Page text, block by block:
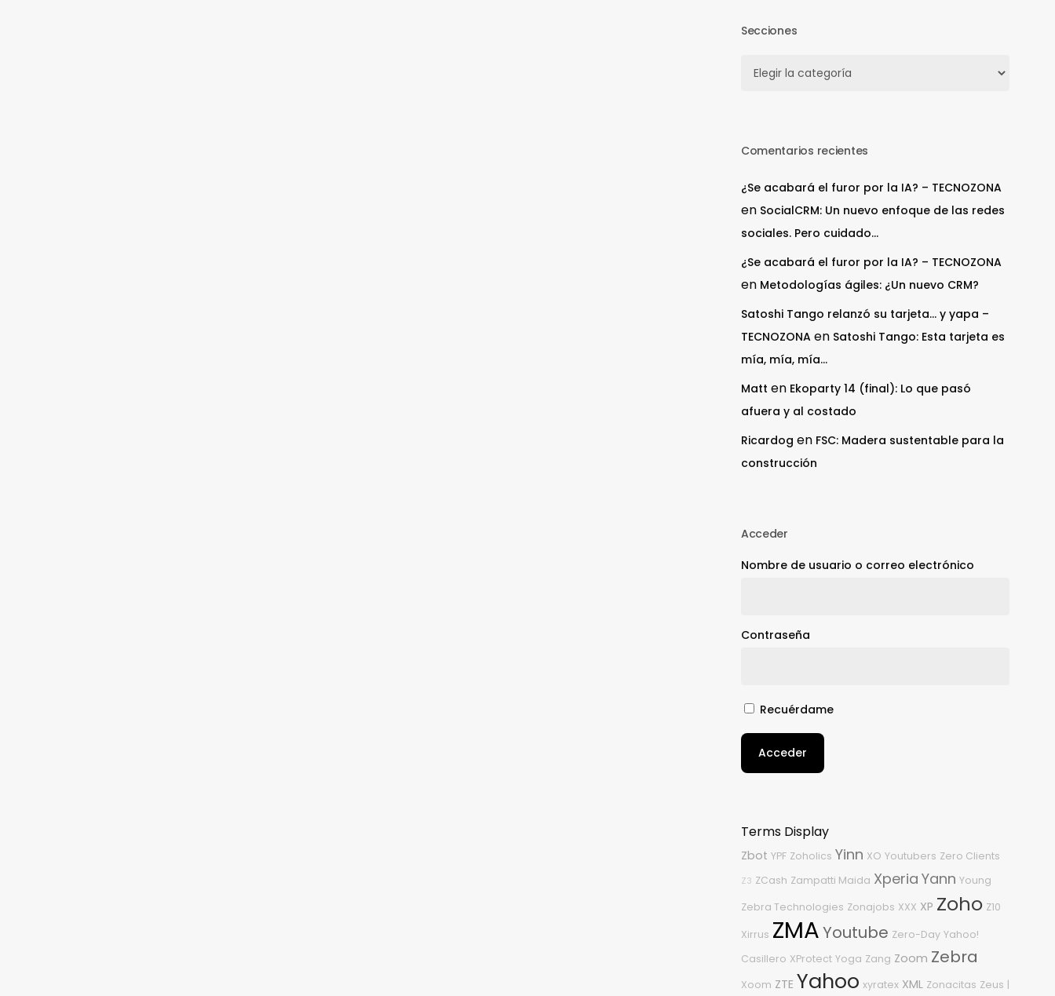
Secciones
Comentarios recientes
¿Se acabará el furor por la IA? – TECNOZONA
en SocialCRM: Un nuevo enfoque de las redes
sociales. Pero cuidado…
¿Se acabará el furor por la IA? – TECNOZONA
en Metodologías ágiles: ¿Un nuevo CRM?
Satoshi Tango relanzó su tarjeta… y yapa –
TECNOZONAen Satoshi Tango: Esta tarjeta es
mía, mía, mía…
Matt en Ekoparty 14 (final): Lo que pasó
afuera y al costado
Ricardog en FSC: Madera sustentable para la
construcción
Acceder
Nombre de usuario o correo electrónico
Contraseña
Recuérdame
Acceder
Terms Display
Zbot YPF Zoholics Yinn XO Youtubers Zero Clients
Z3 ZCash Zampatti Maida Xperia Yann Young
Zebra Technologies Zonajobs XXX XP Zoho Z10
Xirrus ZMAYoutube Zero-Day Yahoo!
Casillero XProtect Yoga Zang Zoom Zebra
Xoom ZTE Yahoo xyratex XML Zonacitas Zeus |